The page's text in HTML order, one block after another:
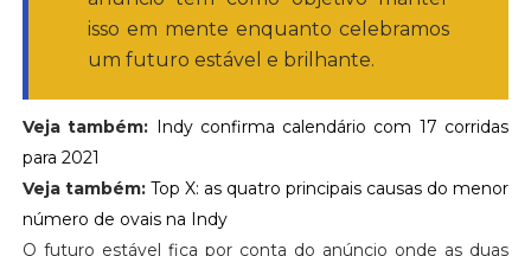
isso em mente enquanto celebramos
um futuro estável e brilhante.
Veja também: Indy confirma calendário com 17 corridas
para 2021
Veja também: Top X: as quatro principais causas do menor
número de ovais na Indy
O futuro estável fica por conta do anúncio onde as duas